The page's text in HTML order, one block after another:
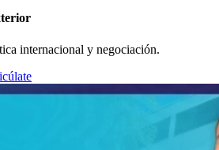
internacional y negociación.